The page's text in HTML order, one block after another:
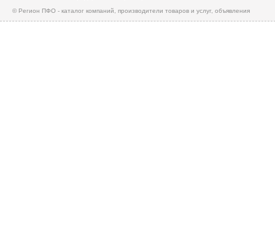
© Регион ПФО - каталог компаний, производители товаров и услуг, объявления